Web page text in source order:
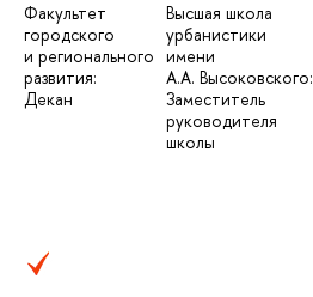
Факультет
городского
и регионального
развития:
Декан
Высшая школа
урбанистики
имени
А.А. Высоковского:
Заместитель
руководителя
школы